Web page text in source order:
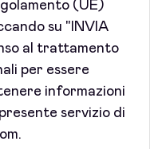
(UE)
su "INVIA
al trattamento
per essere
informazioni
servizio di